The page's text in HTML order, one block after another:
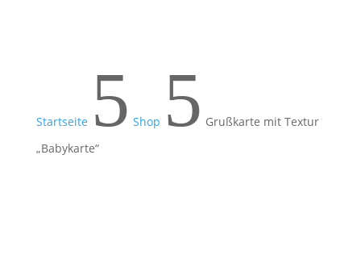
Startseite 5 Shop 5 Grußkarte mit Textur
„Babykarte“